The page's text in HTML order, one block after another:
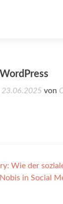
23.06.2025 von
Wie der
in Social